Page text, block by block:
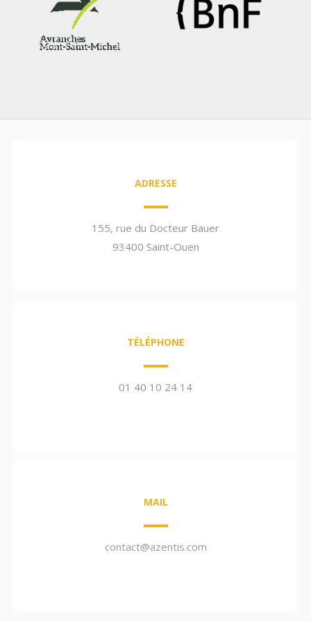
ADRESSE
155, rue du Docteur Bauer
93400 Saint-Ouen
TÉLÉPHONE
01 40 10 24 14
MAIL
contact@azentis.com